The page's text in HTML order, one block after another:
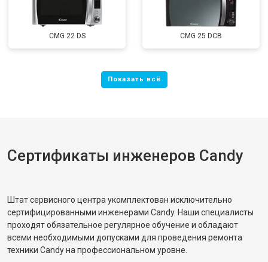
CMG 22 DS CMG 25 DCB
Сертификаты инженеров Candy
Штат сервисного центра укомплектован исключительно
сертифицированными инженерами Candy. Наши специалисты
проходят обязательное регулярное обучение и обладают
всеми необходимыми допусками для проведения ремонта
техники Candy на профессиональном уровне.